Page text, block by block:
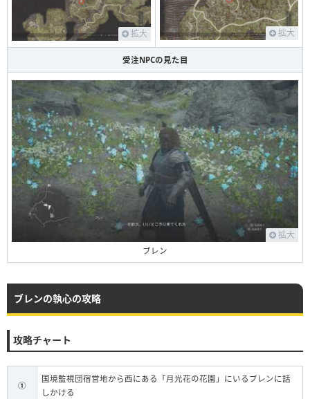
拡大 拡大
受注NPCの見た目
拡大
ブレン
ブレンの執心の攻略
攻略チャート
①
国境監視団宿営地から西にある「月光花の花園」にいるブレンに話
しかける